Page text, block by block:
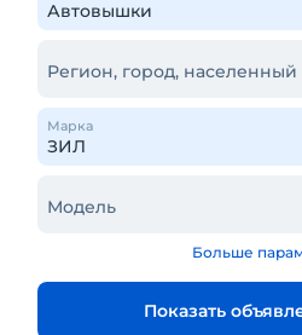
Регион, город, населенный
Марка
Модель
Больше
Показать